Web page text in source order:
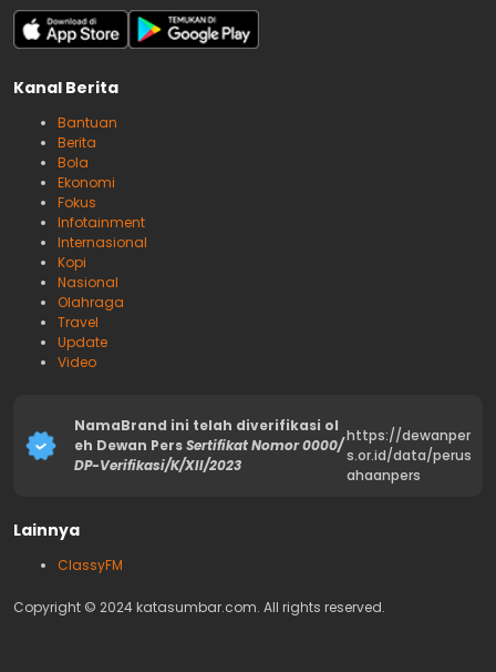
Kanal Berita
Bantuan
Berita
Bola
Ekonomi
Fokus
Infotainment
Internasional
Kopi
Nasional
Olahraga
Travel
Update
Video
NamaBrand ini telah diverifikasi ol
eh Dewan PersSertifikat Nomor 0000/
DP-Verifikasi/K/XII/2023
https://dewanper
s.or.id/data/perus
ahaanpers
Lainnya
ClassyFM
Copyright © 2024 katasumbar.com. All rights reserved.